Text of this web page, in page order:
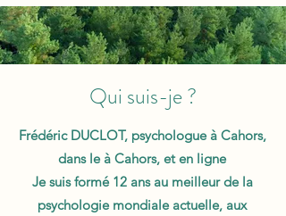
Qui suis-je ?
Frédéric DUCLOT, psychologue à Cahors,
dans le à Cahors, et en ligne
Je suis formé 12 ans au meilleur de la
psychologie mondiale actuelle, aux